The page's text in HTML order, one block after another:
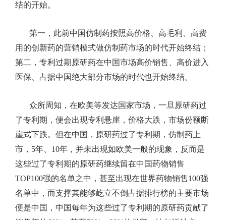
结的开始。
第一，此前中国仿制药按照高价格、高毛利、高费
用的创新药的营销模式做仿制药市场的时代开始终结；
第二，专利过期原研药在中国市场高价销售、高价进入
医保、占据中国绝大部分市场的时代也开始终结。
众所周知，在欧美等发达国家市场，一旦原研药过
了专利期，便会出现专利悬崖，价格大跌，市场份额断
崖式下跌。但在中国，原研药过了专利期， 仿制药 上
市， 5年、 10年，并未出现如欧美一般的现象，反而是
这些过了专利期的原研药继续留在中国药物销售
TOP100强的名单之中，甚至出现在世界药物销售100强
名单中，而支撑其能够屹立不倒占据排行榜的主要市场
便是中国，中国每年为这些过了专利期的原研药贡献了